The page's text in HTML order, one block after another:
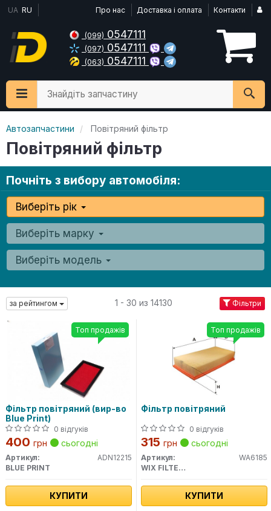
UA RU Про нас Доставка і оплата Контакти
(099) 0547111
(097) 0547111
(063) 0547111
Знайдіть запчастину
Автозапчастини Повітряний фільтр
Повітряний фільтр
Почніть з вибору автомобіля:
Виберіть рік
Виберіть марку
Виберіть модель
за рейтингом 1 - 30 из 14130 Фільтри
Фільтр повітряний (вир-во
Blue Print)
0 відгуків
400 грн сьогодні
Артикул:
ADN12215
BLUE PRINT
КУПИТИ
Топ продажів
Фільтр повітряний
0 відгуків
315 грн сьогодні
Артикул:
WA6185
WIX FILTERS
КУПИТИ
Топ продажів